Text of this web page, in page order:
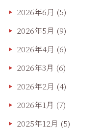
2026年6月 (5)
2026年5月 (9)
2026年4月 (6)
2026年3月 (6)
2026年2月 (4)
2026年1月 (7)
2025年12月 (5)